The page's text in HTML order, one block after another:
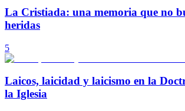
La Cristiada: una memoria que no
heridas
5
Laicos, laicidad y laicismo en la
la Iglesia